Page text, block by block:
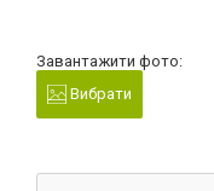
Завантажити фото:
Вибрати